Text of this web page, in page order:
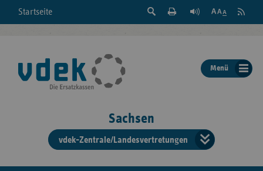
Startseite
Suche
der
Seite
Feed
Menü
Sachsen
vdek-Zentrale/Landesvertretungen
der